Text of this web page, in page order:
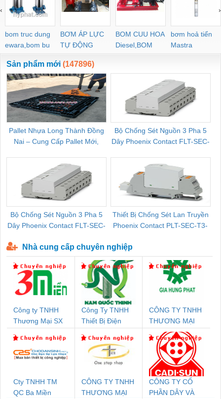
bom truc dung
ewara,bom bu
ewara
BƠM ÁP LỰC
TỰ ĐỘNG
BOM CUU HOA
Diesel,BOM
CHUA CHAY
bơm hoả tiển
Mastra
‹ ›
Sản phẩm mới (147896)
Pallet Nhựa Long Thành Đồng
Nai – Cung Cấp Pallet Mới,
Bộ Chống Sét Nguồn 3 Pha 5
Dây Phoenix Contact FLT-SEC-
Bộ Chống Sét Nguồn 3 Pha 5
Dây Phoenix Contact FLT-SEC-
Thiết Bị Chống Sét Lan Truyền
Phoenix Contact PLT-SEC-T3-
Nhà cung cấp chuyên nghiệp
Công ty TNHH
Thương Mại SX
Công Ty TNHH
Thiết Bị Điện
CÔNG TY TNHH
THƯƠNG MẠI
DỊCH VỤ KỸ
THUẬT ĐIỆN CƠ
GIA HƯNG
PHÁT
Cty TNHH TM
QC Ba Miền
CÔNG TY TNHH
THƯƠNG MẠI
CÔNG TY CỔ
PHẦN DÂY VÀ